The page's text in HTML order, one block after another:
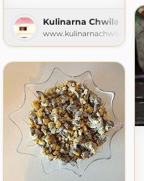
Kulinarna Chwila
www.kulinarnachwila.com